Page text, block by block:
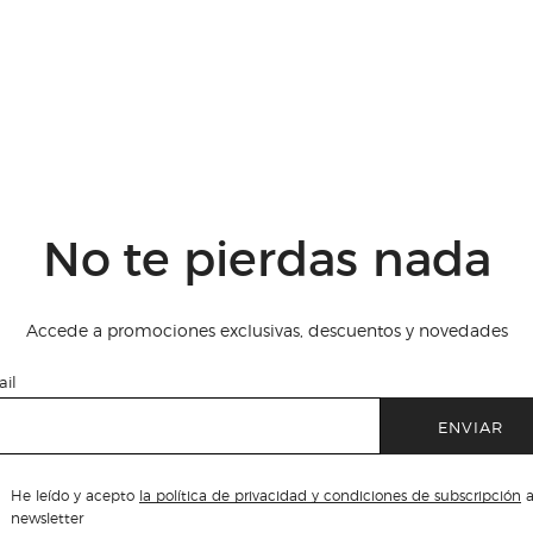
No te pierdas nada
Accede a promociones exclusivas, descuentos y novedades
ENVIAR
He leído y acepto la política de privacidad y condiciones de subscripción
newsletter